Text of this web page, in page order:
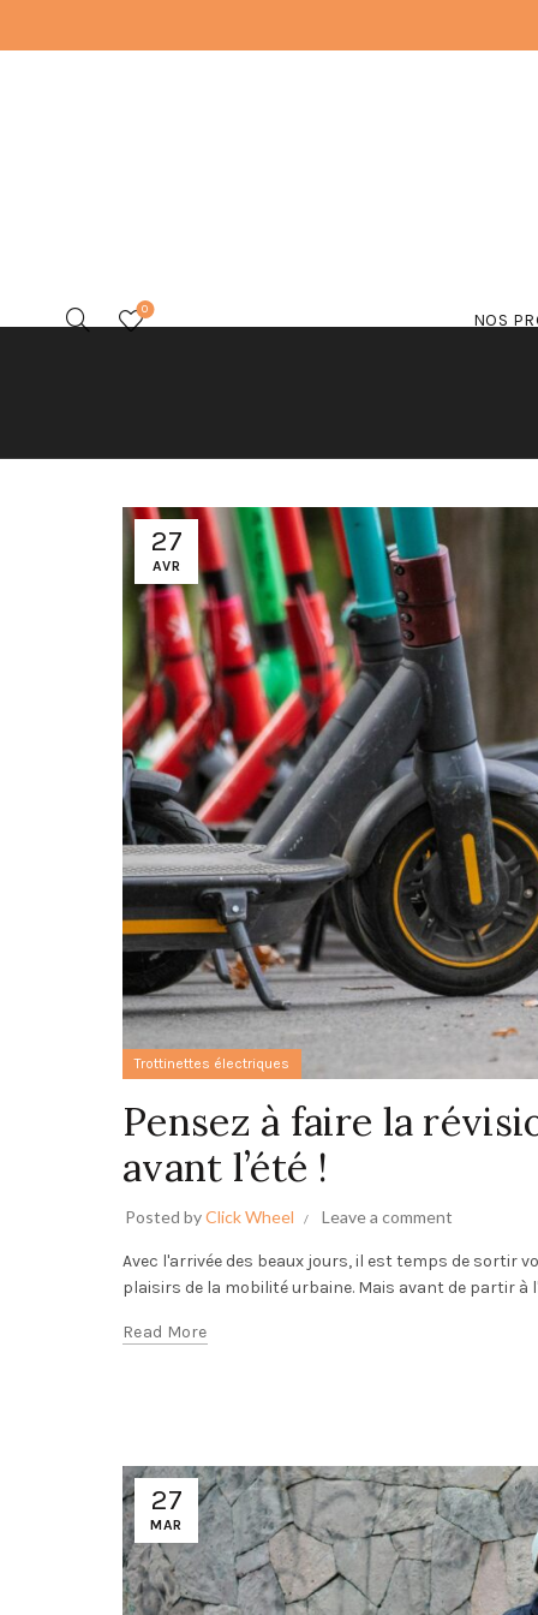
0
NOS
27
AVR
Trottinettes électriques
Pensez à faire la
avant l’été !
Posted byClick Wheel Leave a comment
Avec l'arrivée des beaux jours, il est temps de sortir
plaisirs de la mobilité urbaine. Mais avant de partir à
Read More
27
MAR